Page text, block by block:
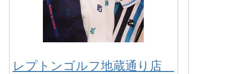
レプトンゴルフ地蔵通り店